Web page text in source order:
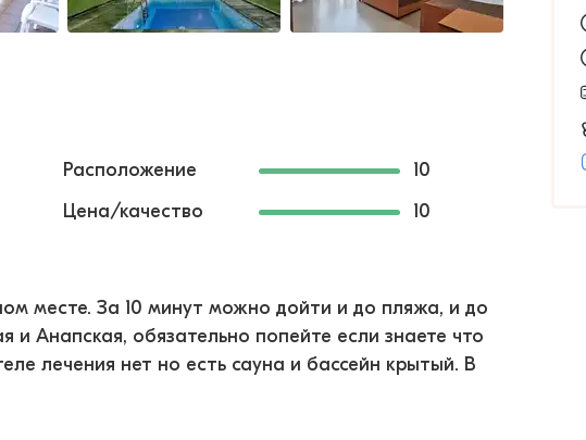
Расположение
10
Цена/качество 10
месте. За 10 минут можно дойти и до пляжа, и до
Анапская, обязательно попейте если знаете что
лечения нет но есть сауна и бассейн крытый. В